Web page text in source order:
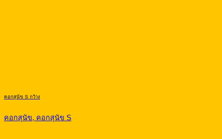
คอกสุนัข S กว้าง
คอกสุนัข, คอกสุนัข S